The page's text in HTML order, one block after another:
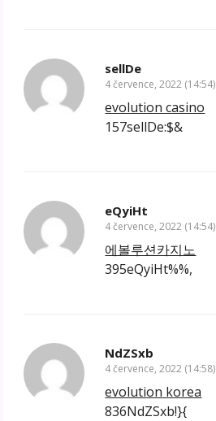
sellDe
4 července, 2022 (14:54)
evolution casino
157sellDe:$&
eQyiHt
4 července, 2022 (14:54)
에볼루션카지노
395eQyiHt%%,
NdZSxb
4 července, 2022 (14:58)
evolution korea
836NdZSxb!}{